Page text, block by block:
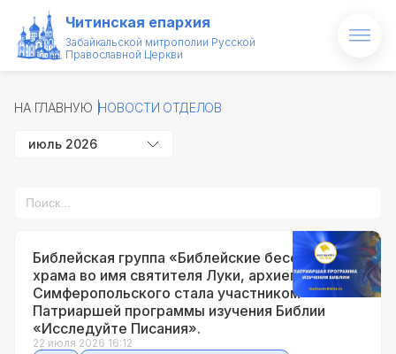
Читинская епархия
Забайкальской митрополии Русской
Православной Церкви
О епархии
Новости
Образование
Святые и святыни
НА ГЛАВНУЮ НОВОСТИ ОТДЕЛОВ
июль 2026
Библейская группа «Библейские беседы»
храма во имя святителя Луки, архиепископа
Симферопольского стала участником
Патриаршей программы изучения Библии
«Исследуйте Писания».
22 июля 2026 16:12